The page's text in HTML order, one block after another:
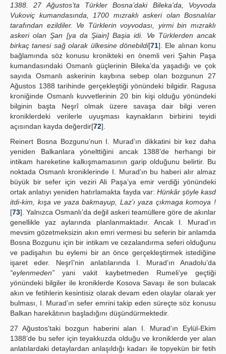
1388. 27 Ağustos’ta Türkler Bosna’daki Bileka’da, Voyvoda
Vukoviç kumandasında, 1700 mızraklı askeri olan Bosnalılar
tarafından ezildiler. Ve Türklerin voyvodası, yirmi bin mızraklı
askeri olan Şan [ya da Şiain] Başia idi. Ve Türklerden ancak
birkaç tanesi sağ olarak ülkesine dönebildi[71]. Ele alınan konu
bağlamında söz konusu kronikteki en önemli veri Şahin Paşa
kumandasındaki Osmanlı güçlerinin Bileka’da yaşadığı ve çok
sayıda Osmanlı askerinin kaybına sebep olan bozgunun 27
Ağustos 1388 tarihinde gerçekleştiği yönündeki bilgidir. Ragusa
kroniğinde Osmanlı kuvvetlerinin 20 bin kişi olduğu yönündeki
bilginin başta Neşrî olmak üzere savaşa dair bilgi veren
kroniklerdeki verilerle uyuşması kaynakların birbirini teyidi
açısından kayda değerdir[72].
Reinert Bosna Bozgunu’nun I. Murad’ın dikkatini bir kez daha
yeniden Balkanlara yönelttiğini ancak 1388’de herhangi bir
intikam hareketine kalkışmamasının garip olduğunu belirtir. Bu
noktada Osmanlı kroniklerinde I. Murad’ın bu haberi alır almaz
büyük bir sefer için veziri Ali Paşa’ya emir verdiği yönündeki
ortak anlatıyı yeniden hatırlamakta fayda var: Hünkâr şöyle kasd
itdi-kim, kışa ve yaza bakmayup, Laz’ı yaza çıkmaga komoya !
[73]. Yalnızca Osmanlı’da değil askeri teamüllere göre de akınlar
genellikle yaz aylarında planlanmaktadır. Ancak I. Murad’ın
mevsim gözetmeksizin akın emri vermesi bu seferin bir anlamda
Bosna Bozgunu için bir intikam ve cezalandırma seferi olduğunu
ve padişahın bu eylemi bir an önce gerçekleştirmek istediğine
işaret eder. Neşrî’nin anlatılarında I. Murad’ın Anadolu’da
“eylenmeden” yani vakit kaybetmeden Rumeli’ye geçtiği
yönündeki bilgiler ile kroniklerde Kosova Savaşı ile son bulacak
akın ve fetihlerin kesintisiz olarak devam eden olaylar olarak yer
bulması, I. Murad’ın sefer emrini takip eden süreçte söz konusu
Balkan harekâtının başladığını düşündürmektedir.
27 Ağustos’taki bozgun haberini alan I. Murad’ın Eylül-Ekim
1388’de bu sefer için teyakkuzda olduğu ve kroniklerde yer alan
anlatılardaki detaylardan anlaşıldığı kadarı ile topyekün bir fetih